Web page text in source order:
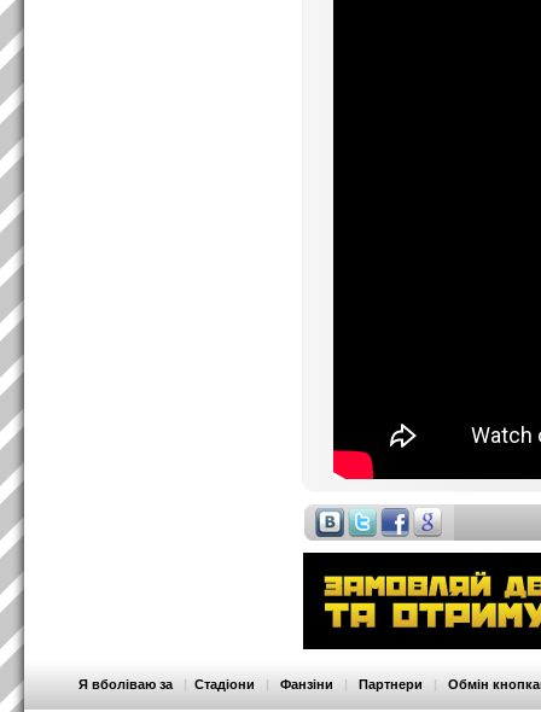
Я вболіваю за | Стадіони | Фанзіни | Партнери | Обмін